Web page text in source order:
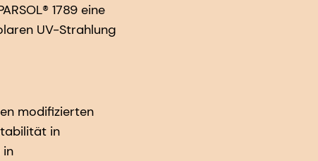
1789 eine
UV-Strahlung
modifizierten
in
in